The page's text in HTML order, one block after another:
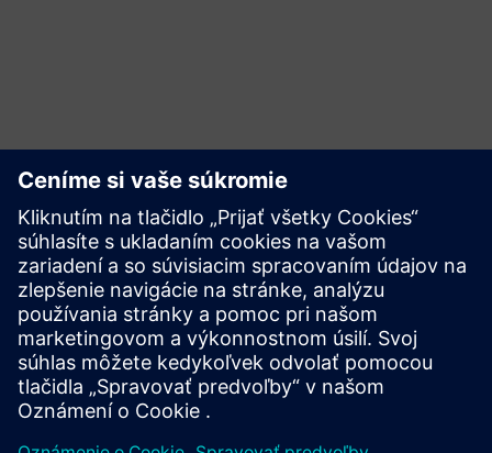
Objavte možnosti
Preskúmajte produkty
Kontaktujte nás